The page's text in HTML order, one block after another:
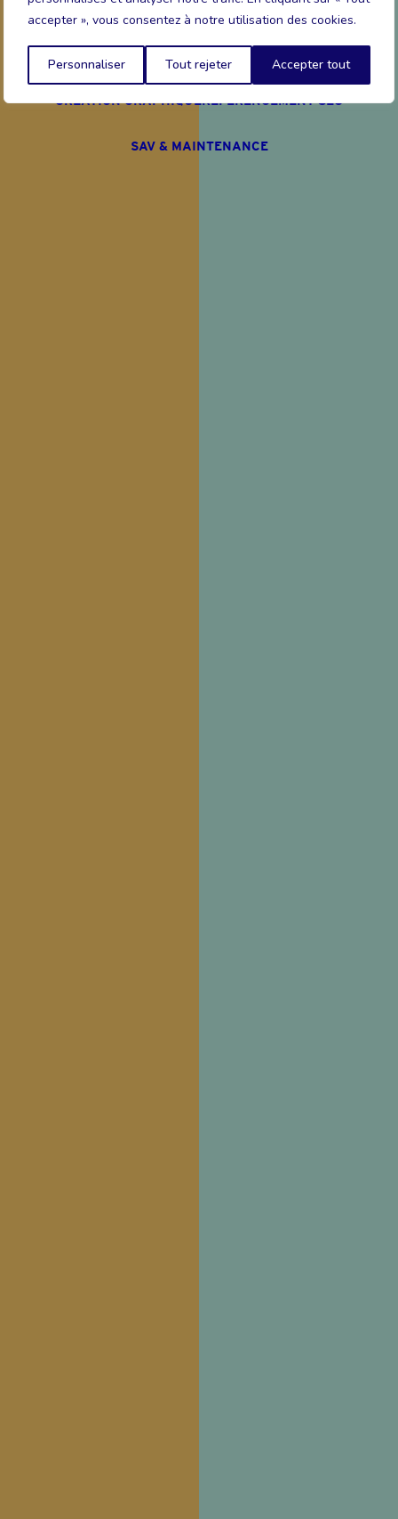
accepter », vous consentez à notre utilisation des cookies.
Personnaliser Tout rejeter Accepter tout
SITE INTERNET
CRÉATION GRAPHIQUERÉFÉRENCEMENT SEO
SAV & MAINTENANCE